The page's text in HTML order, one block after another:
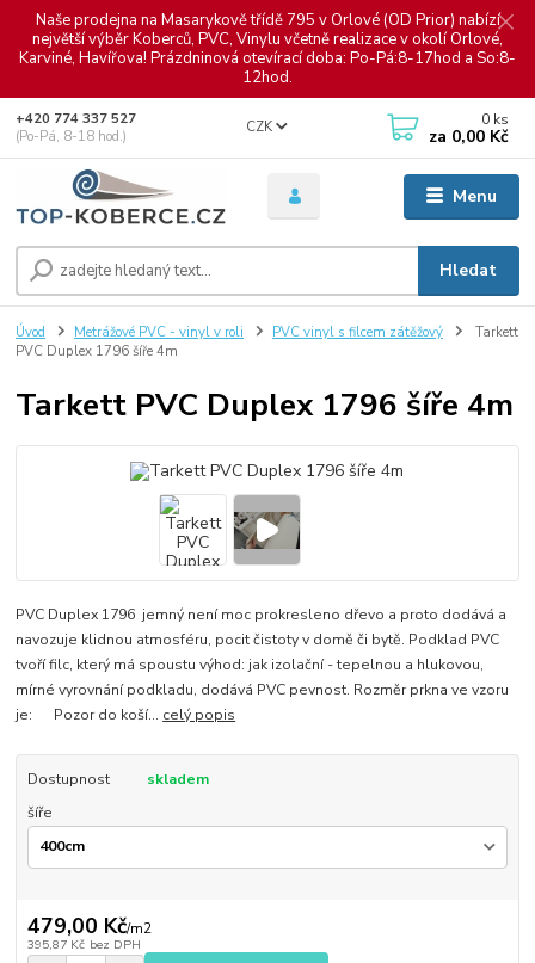
Naše prodejna na Masarykově třídě 795 v Orlové (OD Prior) nabízí
největší výběr Koberců, PVC, Vinylu včetně realizace v okolí Orlové,
Karviné, Havířova! Prázdninová otevírací doba: Po-Pá:8-17hod a So:8-
12hod.
Menu
CZK
Hledat
+420 774 337 527
(Po-Pá, 8-18 hod.)
0 ks
za 0,00 Kč
Úvod Metrážové PVC - vinyl v roli PVC vinyl s filcem zátěžový
Tarkett
PVC Duplex 1796 šíře 4m
Tarkett PVC Duplex 1796 šíře 4m
PVC Duplex 1796 jemný není moc prokresleno dřevo a proto dodává a
navozuje klidnou atmosféru, pocit čistoty v domě či bytě. Podklad PVC
tvoří filc, který má spoustu výhod: jak izolační - tepelnou a hlukovou,
mírné vyrovnání podkladu, dodává PVC pevnost. Rozměr prkna ve vzoru
je: Pozor do koší... celý popis
Dostupnost
skladem
šíře
479,00 Kč/m2
395,87 Kč bez DPH